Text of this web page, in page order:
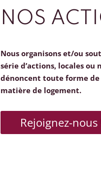
NOS
Nous organisons et/ou
série d’actions, locales ou
dénoncent toute forme
matière de logement.
Rejoignez-nous